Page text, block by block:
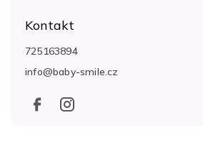
Kontakt
info@baby-smile.cz
725163894